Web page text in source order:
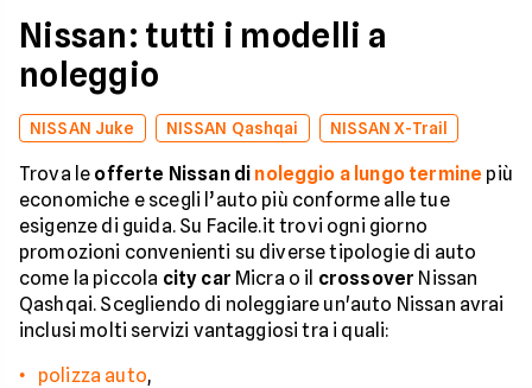
Nissan: tutti i modelli a
noleggio
NISSAN Juke NISSAN Qashqai NISSAN X-Trail
Trova le offerte Nissan di noleggio a lungo termine più
economiche e scegli l’auto più conforme alle tue
esigenze di guida. Su Facile.it trovi ogni giorno
promozioni convenienti su diverse tipologie di auto
come la piccola city car Micra o il crossover Nissan
Qashqai. Scegliendo di noleggiare un'auto Nissan avrai
inclusi molti servizi vantaggiosi tra i quali:
polizza auto,